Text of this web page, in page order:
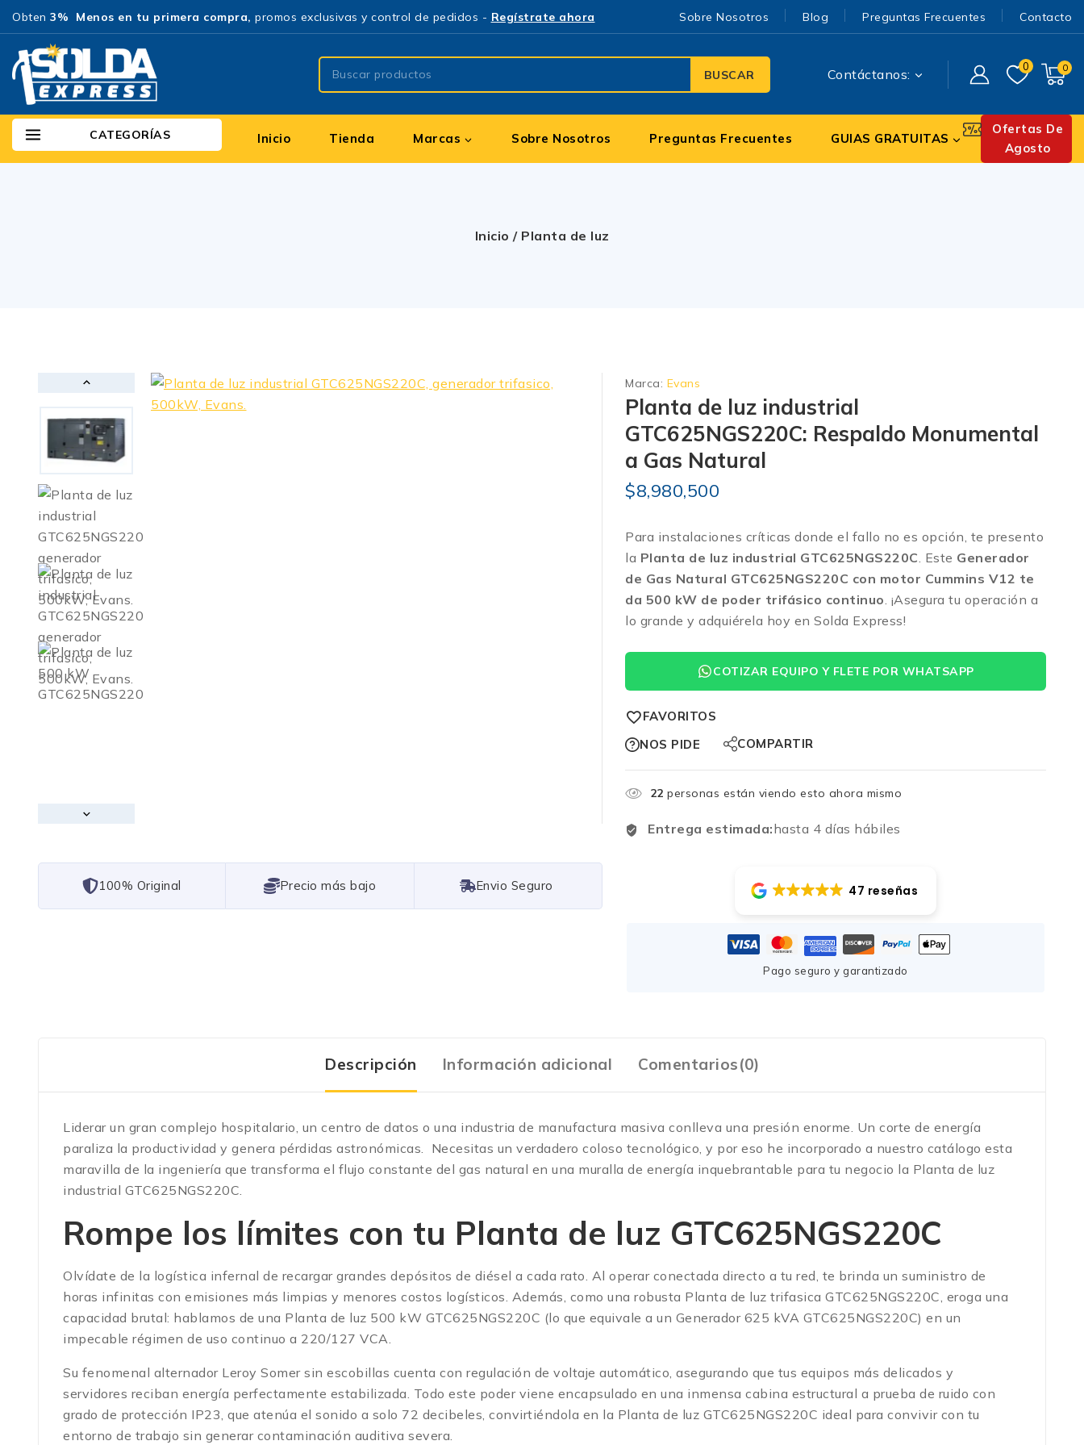
Obten 3% Menos en tu primera compra, promos exclusivas y control de pedidos - Regístrate ahora Sobre Nosotros Blog Preguntas Frecuentes Contacto
BUSCAR Contáctanos: 0 0
CATEGORÍAS Inicio Tienda Marcas Sobre Nosotros Preguntas Frecuentes GUIAS GRATUITAS
Ofertas De
Agosto
Inicio / Planta de luz
101% Original Lowest Price Free Shipping
Marca: Evans
Planta de luz industrial
GTC625NGS220C: Respaldo Monumental
a Gas Natural
$8,980,500
Para instalaciones críticas donde el fallo no es opción, te presento
la Planta de luz industrial GTC625NGS220C . Este Generador
de Gas Natural GTC625NGS220C con motor Cummins V12 te
da 500 kW de poder trifásico continuo . ¡Asegura tu operación a
lo grande y adquiérela hoy en Solda Express!
COTIZAR EQUIPO Y FLETE POR WHATSAPP
FAVORITOS
NOS PIDE
COMPARTIR
22 personas están viendo esto ahora mismo
Entrega estimada:hasta 4 días hábiles
47 reseñas
Pago seguro y garantizado
Descripción Información adicional Comentarios(0)
Liderar un gran complejo hospitalario, un centro de datos o una industria de manufactura masiva conlleva una presión enorme. Un corte de energía
paraliza la productividad y genera pérdidas astronómicas. Necesitas un verdadero coloso tecnológico, y por eso he incorporado a nuestro catálogo esta
maravilla de la ingeniería que transforma el flujo constante del gas natural en una muralla de energía inquebrantable para tu negocio la Planta de luz
industrial GTC625NGS220C.
Rompe los límites con tu Planta de luz GTC625NGS220C
Olvídate de la logística infernal de recargar grandes depósitos de diésel a cada rato. Al operar conectada directo a tu red, te brinda un suministro de
horas infinitas con emisiones más limpias y menores costos logísticos. Además, como una robusta Planta de luz trifasica GTC625NGS220C, eroga una
capacidad brutal: hablamos de una Planta de luz 500 kW GTC625NGS220C (lo que equivale a un Generador 625 kVA GTC625NGS220C) en un
impecable régimen de uso continuo a 220/127 VCA.
Su fenomenal alternador Leroy Somer sin escobillas cuenta con regulación de voltaje automático, asegurando que tus equipos más delicados y
servidores reciban energía perfectamente estabilizada. Todo este poder viene encapsulado en una inmensa cabina estructural a prueba de ruido con
grado de protección IP23, que atenúa el sonido a solo 72 decibeles, convirtiéndola en la Planta de luz GTC625NGS220C ideal para convivir con tu
entorno de trabajo sin generar contaminación auditiva severa.